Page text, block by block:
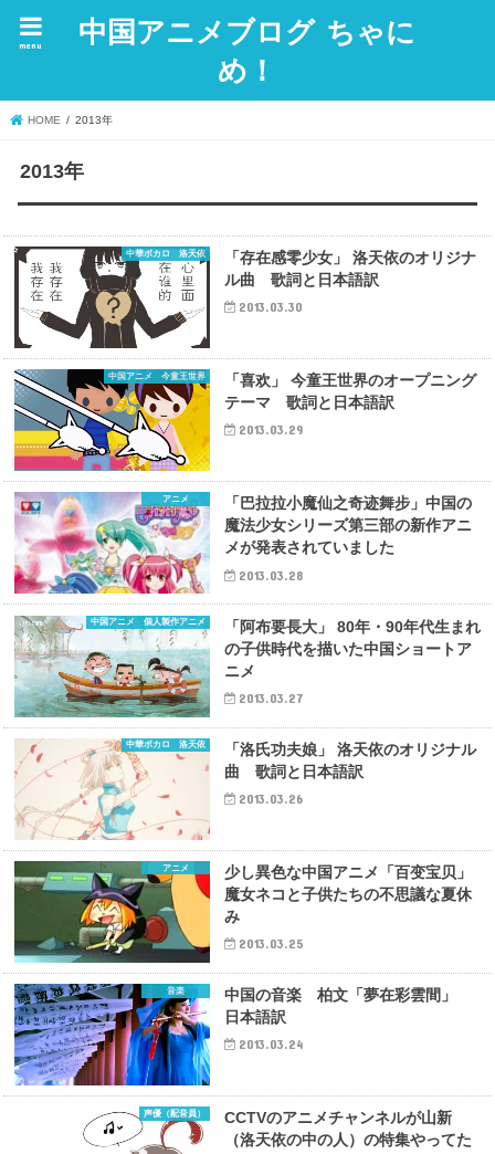
中国アニメブログ ちゃに
め！
menu
HOME 2013年
2013年
中華ボカロ 洛天依
「存在感零少女」 洛天依のオリジナ
ル曲 歌詞と日本語訳
2013.03.30
中国アニメ 今童王世界
「喜欢」 今童王世界のオープニング
テーマ 歌詞と日本語訳
2013.03.29
アニメ
「巴拉拉小魔仙之奇迹舞步」中国の
魔法少女シリーズ第三部の新作アニ
メが発表されていました
2013.03.28
中国アニメ 個人製作アニメ
「阿布要長大」 80年・90年代生まれ
の子供時代を描いた中国ショートア
ニメ
2013.03.27
中華ボカロ 洛天依
「洛氏功夫娘」 洛天依のオリジナル
曲 歌詞と日本語訳
2013.03.26
アニメ
少し異色な中国アニメ「百变宝贝」
魔女ネコと子供たちの不思議な夏休
み
2013.03.25
音楽
中国の音楽 柏文「夢在彩雲間」
日本語訳
2013.03.24
声優（配音員）
CCTVのアニメチャンネルが山新
（洛天依の中の人）の特集やってた